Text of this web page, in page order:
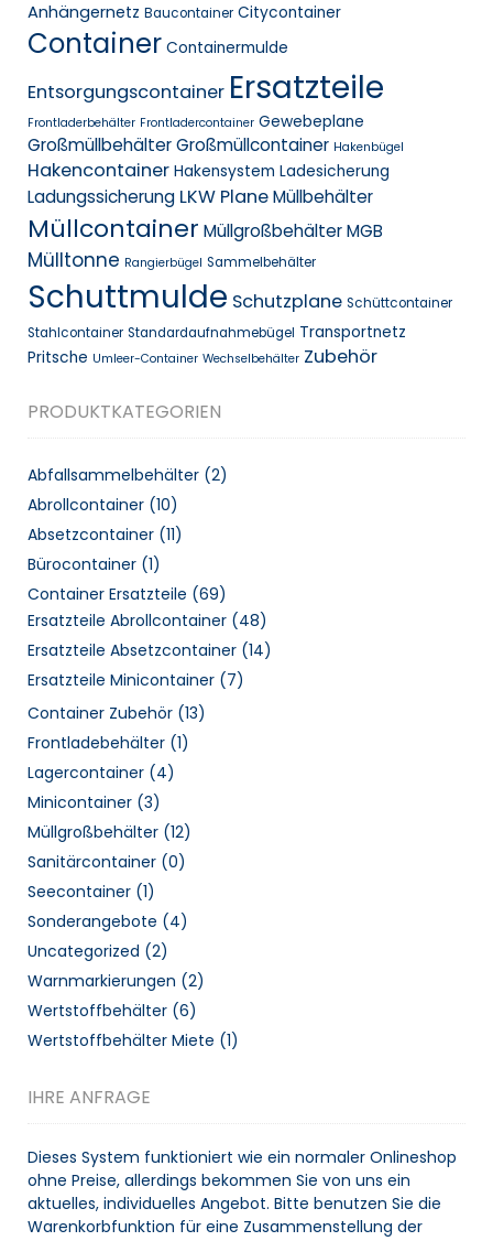
Anhängernetz Baucontainer Citycontainer
Container Containermulde
Entsorgungscontainer Ersatzteile
Frontladerbehälter Frontladercontainer Gewebeplane
GroßmüllbehälterGroßmüllcontainer Hakenbügel
Hakencontainer Hakensystem Ladesicherung
Ladungssicherung LKW PlaneMüllbehälter
Müllcontainer Müllgroßbehälter MGB
Mülltonne Rangierbügel Sammelbehälter
Schuttmulde Schutzplane Schüttcontainer
Stahlcontainer Standardaufnahmebügel Transportnetz
Pritsche Umleer-Container Wechselbehälter Zubehör
PRODUKTKATEGORIEN
Abfallsammelbehälter (2)
Abrollcontainer (10)
Absetzcontainer (11)
Bürocontainer (1)
Container Ersatzteile (69)
Ersatzteile Abrollcontainer (48)
Ersatzteile Absetzcontainer (14)
Ersatzteile Minicontainer (7)
Container Zubehör (13)
Frontladebehälter (1)
Lagercontainer (4)
Minicontainer (3)
Müllgroßbehälter (12)
Sanitärcontainer (0)
Seecontainer (1)
Sonderangebote (4)
Uncategorized (2)
Warnmarkierungen (2)
Wertstoffbehälter (6)
Wertstoffbehälter Miete (1)
IHRE ANFRAGE
Dieses System funktioniert wie ein normaler Onlineshop
ohne Preise, allerdings bekommen Sie von uns ein
aktuelles, individuelles Angebot. Bitte benutzen Sie die
Warenkorbfunktion für eine Zusammenstellung der